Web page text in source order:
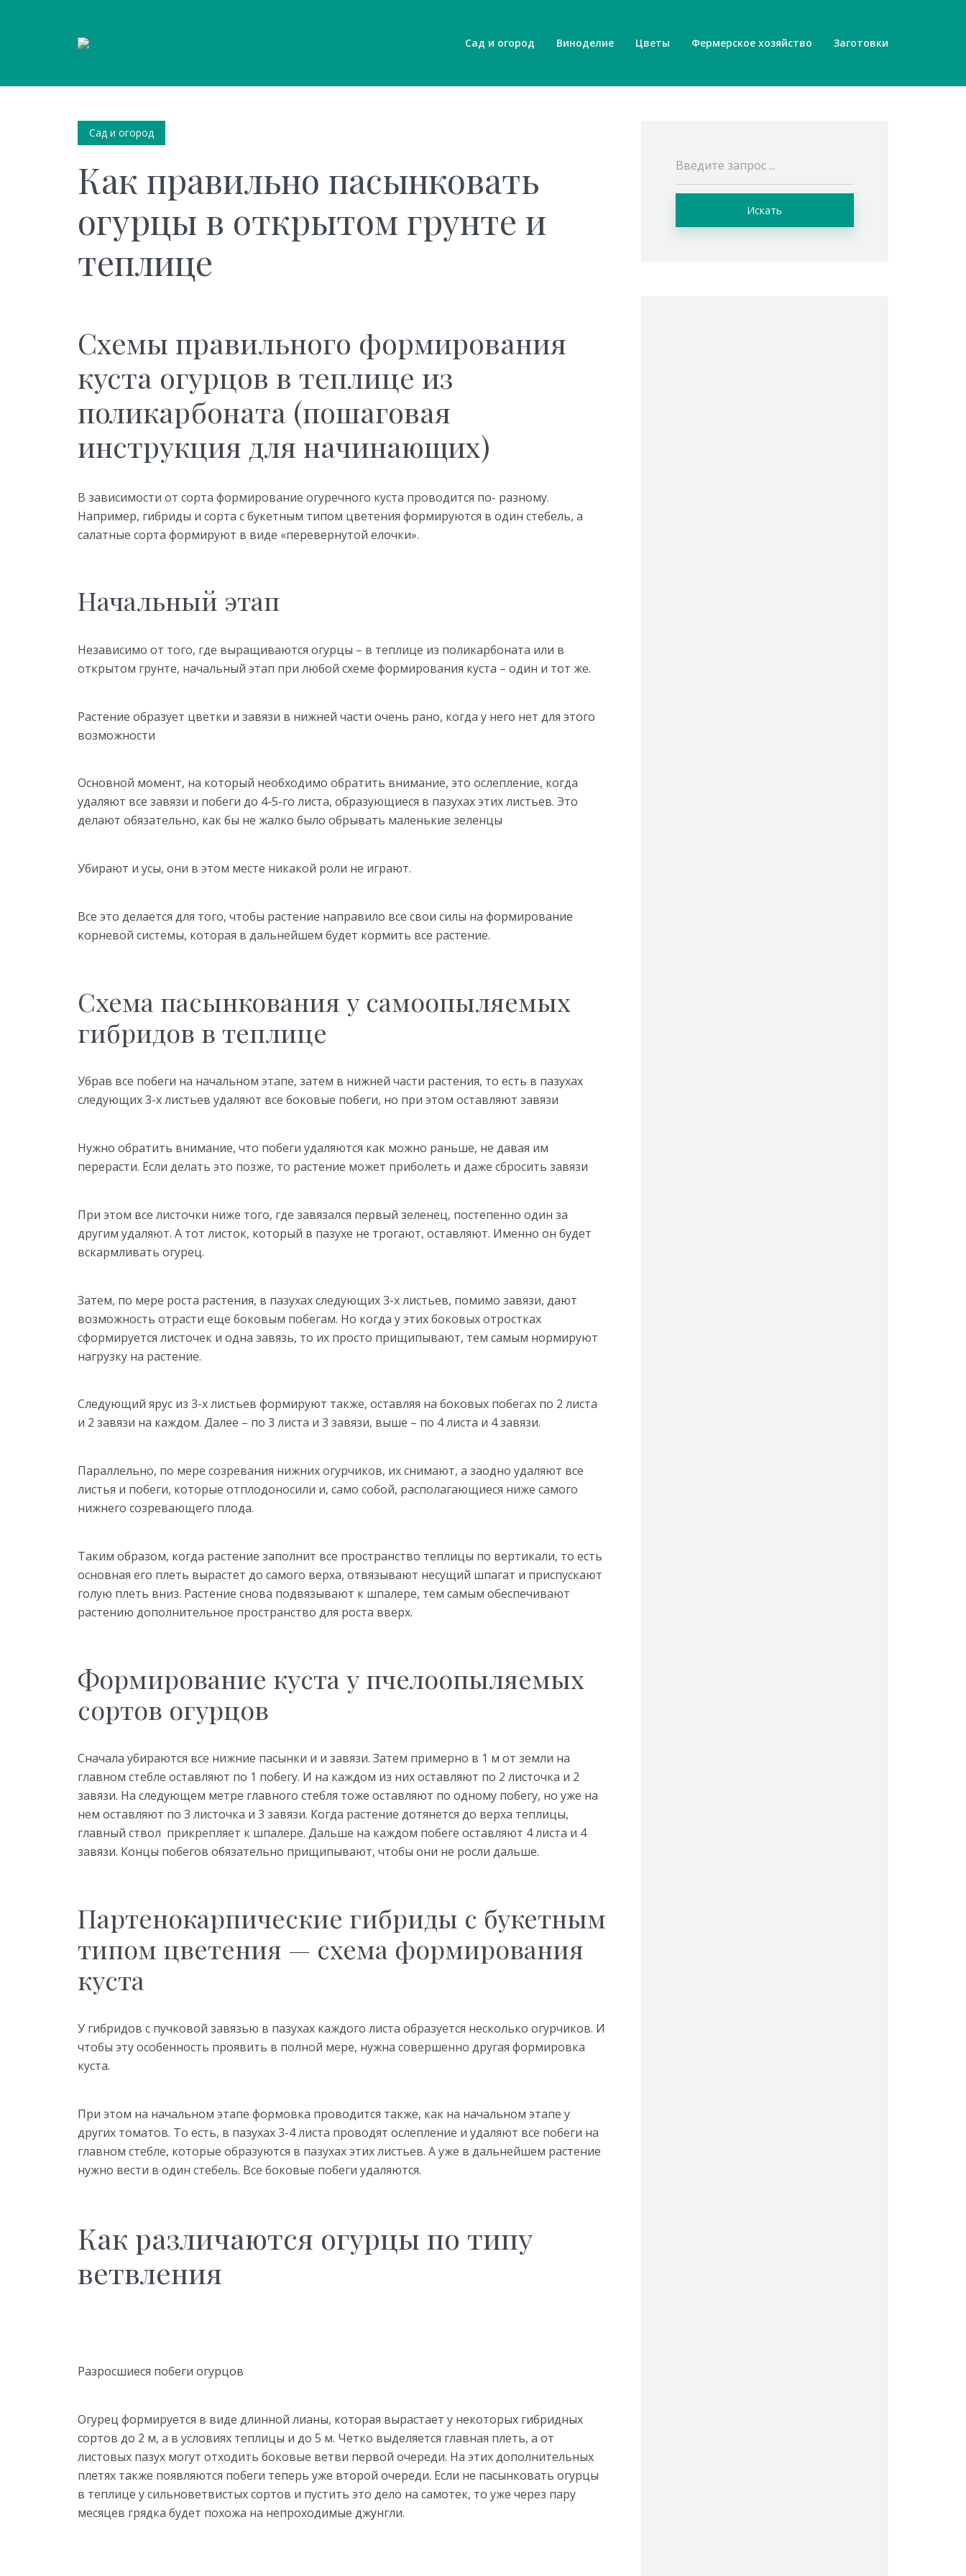
Сад и огород Виноделие Цветы Фермерское хозяйство Заготовки
Сад и огород
Как правильно пасынковать
огурцы в открытом грунте и
теплице
Схемы правильного формирования
куста огурцов в теплице из
поликарбоната (пошаговая
инструкция для начинающих)
В зависимости от сорта формирование огуречного куста проводится по- разному.
Например, гибриды и сорта с букетным типом цветения формируются в один стебель, а
салатные сорта формируют в виде «перевернутой елочки».
Начальный этап
Независимо от того, где выращиваются огурцы – в теплице из поликарбоната или в
открытом грунте, начальный этап при любой схеме формирования куста – один и тот же.
Растение образует цветки и завязи в нижней части очень рано, когда у него нет для этого
возможности
Основной момент, на который необходимо обратить внимание, это ослепление, когда
удаляют все завязи и побеги до 4-5-го листа, образующиеся в пазухах этих листьев. Это
делают обязательно, как бы не жалко было обрывать маленькие зеленцы
Убирают и усы, они в этом месте никакой роли не играют.
Все это делается для того, чтобы растение направило все свои силы на формирование
корневой системы, которая в дальнейшем будет кормить все растение.
Схема пасынкования у самоопыляемых
гибридов в теплице
Убрав все побеги на начальном этапе, затем в нижней части растения, то есть в пазухах
следующих 3-х листьев удаляют все боковые побеги, но при этом оставляют завязи
Нужно обратить внимание, что побеги удаляются как можно раньше, не давая им
перерасти. Если делать это позже, то растение может приболеть и даже сбросить завязи
При этом все листочки ниже того, где завязался первый зеленец, постепенно один за
другим удаляют. А тот листок, который в пазухе не трогают, оставляют. Именно он будет
вскармливать огурец.
Затем, по мере роста растения, в пазухах следующих 3-х листьев, помимо завязи, дают
возможность отрасти еще боковым побегам. Но когда у этих боковых отростках
сформируется листочек и одна завязь, то их просто прищипывают, тем самым нормируют
нагрузку на растение.
Следующий ярус из 3-х листьев формируют также, оставляя на боковых побегах по 2 листа
и 2 завязи на каждом. Далее – по 3 листа и 3 завязи, выше – по 4 листа и 4 завязи.
Параллельно, по мере созревания нижних огурчиков, их снимают, а заодно удаляют все
листья и побеги, которые отплодоносили и, само собой, располагающиеся ниже самого
нижнего созревающего плода.
Таким образом, когда растение заполнит все пространство теплицы по вертикали, то есть
основная его плеть вырастет до самого верха, отвязывают несущий шпагат и приспускают
голую плеть вниз. Растение снова подвязывают к шпалере, тем самым обеспечивают
растению дополнительное пространство для роста вверх.
Формирование куста у пчелоопыляемых
сортов огурцов
Сначала убираются все нижние пасынки и и завязи. Затем примерно в 1 м от земли на
главном стебле оставляют по 1 побегу. И на каждом из них оставляют по 2 листочка и 2
завязи. На следующем метре главного стебля тоже оставляют по одному побегу, но уже на
нем оставляют по 3 листочка и 3 завязи. Когда растение дотянется до верха теплицы,
главный ствол прикрепляет к шпалере. Дальше на каждом побеге оставляют 4 листа и 4
завязи. Концы побегов обязательно прищипывают, чтобы они не росли дальше.
Партенокарпические гибриды с букетным
типом цветения — схема формирования
куста
У гибридов с пучковой завязью в пазухах каждого листа образуется несколько огурчиков. И
чтобы эту особенность проявить в полной мере, нужна совершенно другая формировка
куста.
При этом на начальном этапе формовка проводится также, как на начальном этапе у
других томатов. То есть, в пазухах 3-4 листа проводят ослепление и удаляют все побеги на
главном стебле, которые образуются в пазухах этих листьев. А уже в дальнейшем растение
нужно вести в один стебель. Все боковые побеги удаляются.
Как различаются огурцы по типу
ветвления
Разросшиеся побеги огурцов
Огурец формируется в виде длинной лианы, которая вырастает у некоторых гибридных
сортов до 2 м, а в условиях теплицы и до 5 м. Четко выделяется главная плеть, а от
листовых пазух могут отходить боковые ветви первой очереди. На этих дополнительных
плетях также появляются побеги теперь уже второй очереди. Если не пасынковать огурцы
в теплице у сильноветвистых сортов и пустить это дело на самотек, то уже через пару
месяцев грядка будет похожа на непроходимые джунгли.
Искать